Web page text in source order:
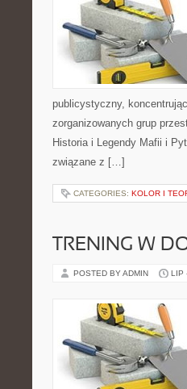
publicystyczny,
zorganizowanych grup
Historia i Legendy Mafii i
związane z […]
CATEGORIES: KOLOR I
TRENING W
POSTED BY ADMIN LIP